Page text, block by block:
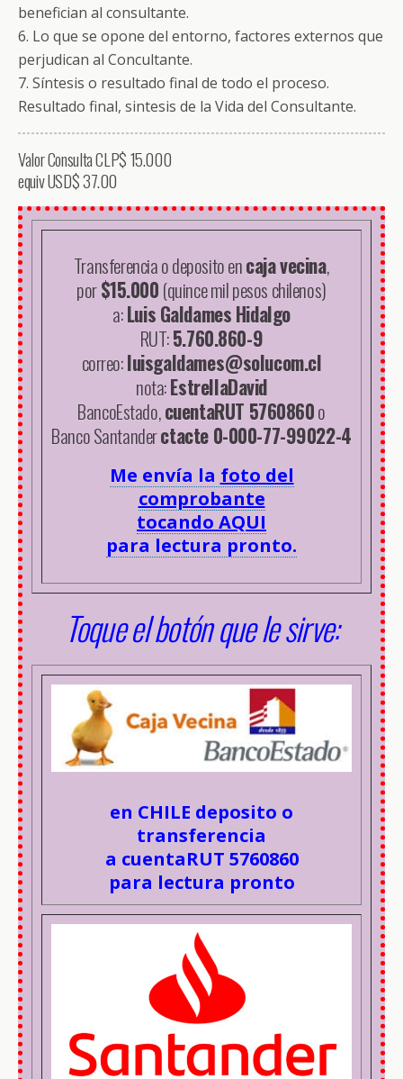
benefician al consultante.
6. Lo que se opone del entorno, factores externos que
perjudican al Concultante.
7. Síntesis o resultado final de todo el proceso.
Resultado final, sintesis de la Vida del Consultante.
Valor Consulta CLP$ 15.000
equiv USD$ 37.00
Transferencia o deposito encaja vecina,
por$15.000(quince mil pesos chilenos)
a:Luis Galdames Hidalgo
RUT:5.760.860-9
correo:luisgaldames@solucom.cl
nota:EstrellaDavid
BancoEstado,cuentaRUT 5760860o
Banco Santanderctacte 0-000-77-99022-4
Me envía la foto del
comprobante
tocando AQUI
para lectura pronto.
Toque el botón que le sirve:
en CHILE deposito o
transferencia
a cuentaRUT 5760860
para lectura pronto